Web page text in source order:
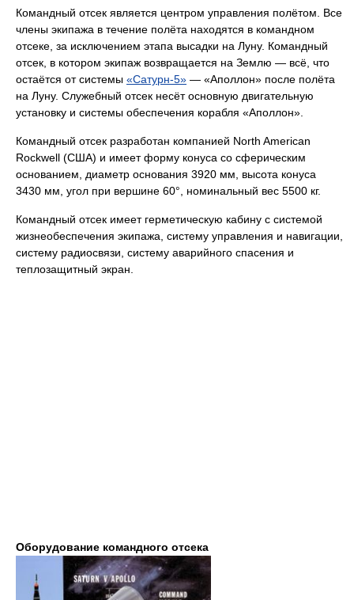
Командный отсек является центром управления полётом. Все
члены экипажа в течение полёта находятся в командном
отсеке, за исключением этапа высадки на Луну. Командный
отсек, в котором экипаж возвращается на Землю — всё, что
остаётся от системы «Сатурн-5» — «Аполлон» после полёта
на Луну. Служебный отсек несёт основную двигательную
установку и системы обеспечения корабля «Аполлон».
Командный отсек разработан компанией North American
Rockwell (США) и имеет форму конуса со сферическим
основанием, диаметр основания 3920 мм, высота конуса
3430 мм, угол при вершине 60°, номинальный вес 5500 кг.
Командный отсек имеет герметическую кабину с системой
жизнеобеспечения экипажа, систему управления и навигации,
систему радиосвязи, систему аварийного спасения и
теплозащитный экран.
Оборудование командного отсека